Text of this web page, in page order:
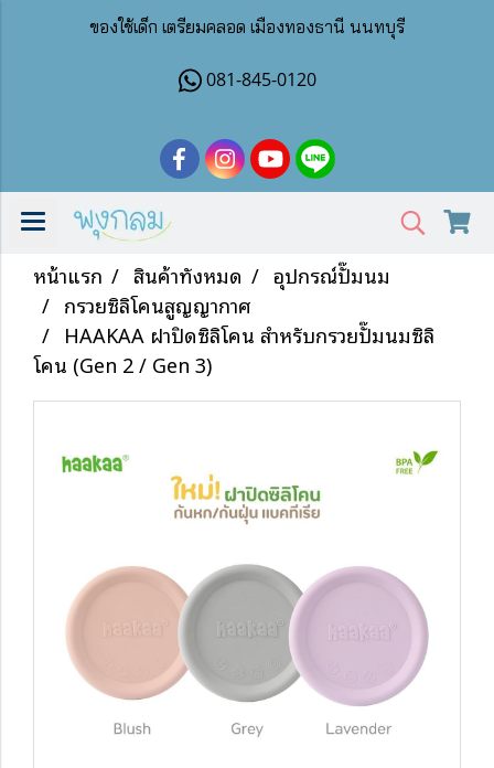
ของใช้เด็ก เตรียมคลอด เมืองทองธานี นนทบุรี
081-845-0120
หน้าแรก สินค้าทั้งหมด
อุปกรณ์ปั๊มนม
กรวยซิลิโคนสูญญากาศ
HAAKAA ฝาปิดซิลิโคน สำหรับกรวยปั๊มนมซิลิ
โคน (Gen 2 / Gen 3)